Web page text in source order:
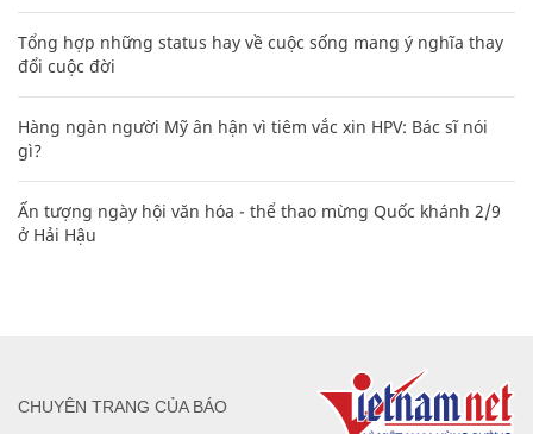
Tổng hợp những status hay về cuộc sống mang ý nghĩa thay
đổi cuộc đời
Hàng ngàn người Mỹ ân hận vì tiêm vắc xin HPV: Bác sĩ nói
gì?
Ấn tượng ngày hội văn hóa - thể thao mừng Quốc khánh 2/9
ở Hải Hậu
CHUYÊN TRANG CỦA BÁO